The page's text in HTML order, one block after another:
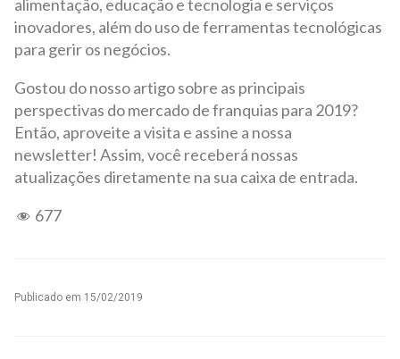
alimentação, educação e tecnologia e serviços
inovadores, além do uso de ferramentas tecnológicas
para gerir os negócios.
Gostou do nosso artigo sobre as principais
perspectivas do mercado de franquias para 2019?
Então, aproveite a visita e assine a nossa
newsletter! Assim, você receberá nossas
atualizações diretamente na sua caixa de entrada.
677
Publicado em 15/02/2019